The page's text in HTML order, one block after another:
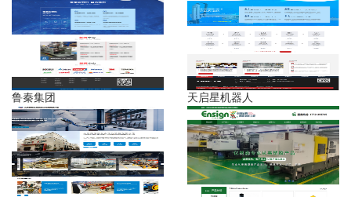
鲁秦集团 天启星机器人